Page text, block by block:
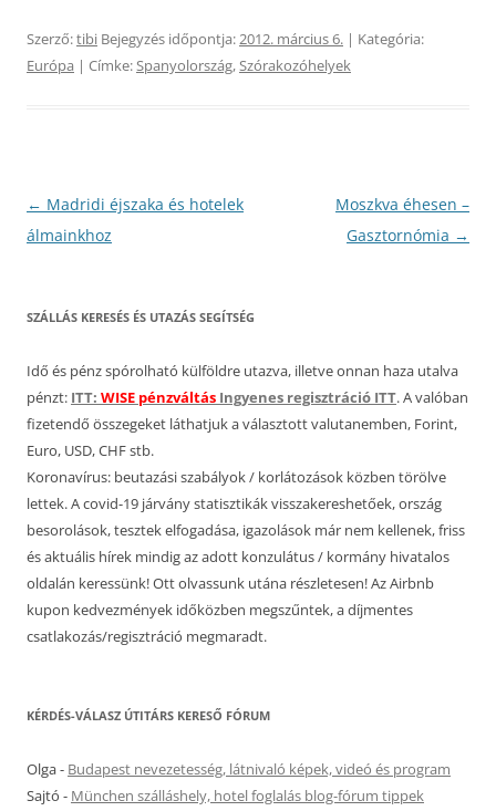
Szerző:tibi Bejegyzés időpontja:2012. március 6. | Kategória:
Európa | Címke:Spanyolország,Szórakozóhelyek
Bejegyzés
navigáció
← Madridi éjszaka és hotelek
álmainkhoz
Moszkva éhesen –
Gasztornómia →
SZÁLLÁS KERESÉS ÉS UTAZÁS SEGÍTSÉG
Idő és pénz spórolható külföldre utazva, illetve onnan haza utalva
pénzt: ITT: WISE pénzváltás Ingyenes regisztráció ITT. A valóban
fizetendő összegeket láthatjuk a választott valutanemben, Forint,
Euro, USD, CHF stb.
Koronavírus: beutazási szabályok / korlátozások közben törölve
lettek. A covid-19 járvány statisztikák visszakereshetőek, ország
besorolások, tesztek elfogadása, igazolások már nem kellenek, friss
és aktuális hírek mindig az adott konzulátus / kormány hivatalos
oldalán keressünk! Ott olvassunk utána részletesen! Az Airbnb
kupon kedvezmények időközben megszűntek, a díjmentes
csatlakozás/regisztráció megmaradt.
KÉRDÉS-VÁLASZ ÚTITÁRS KERESŐ FÓRUM
Olga- Budapest nevezetesség, látnivaló képek, videó és program
Sajtó - München szálláshely, hotel foglalás blog-fórum tippek